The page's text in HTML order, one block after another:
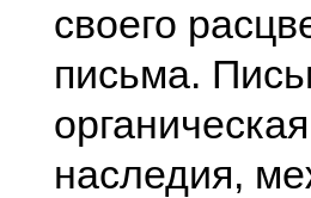
своего
письма.
наследия,